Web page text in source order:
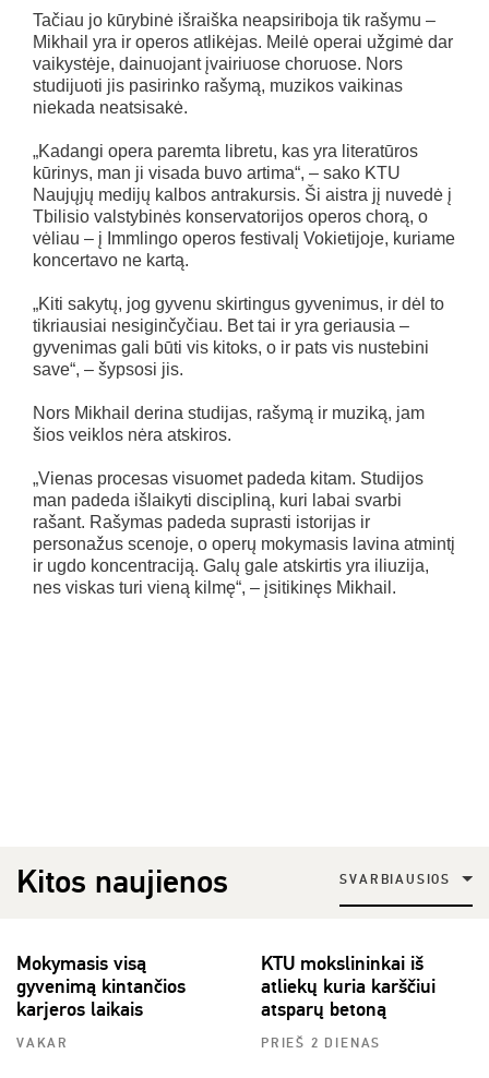
Tačiau jo kūrybinė išraiška neapsiriboja tik rašymu –
Mikhail yra ir operos atlikėjas. Meilė operai užgimė dar
vaikystėje, dainuojant įvairiuose choruose. Nors
studijuoti jis pasirinko rašymą, muzikos vaikinas
niekada neatsisakė.
„Kadangi opera paremta libretu, kas yra literatūros
kūrinys, man ji visada buvo artima“, – sako KTU
Naujųjų medijų kalbos antrakursis. Ši aistra jį nuvedė į
Tbilisio valstybinės konservatorijos operos chorą, o
vėliau – į Immlingo operos festivalį Vokietijoje, kuriame
koncertavo ne kartą.
„Kiti sakytų, jog gyvenu skirtingus gyvenimus, ir dėl to
tikriausiai nesiginčyčiau. Bet tai ir yra geriausia –
gyvenimas gali būti vis kitoks, o ir pats vis nustebini
save“, – šypsosi jis.
Nors Mikhail derina studijas, rašymą ir muziką, jam
šios veiklos nėra atskiros.
„Vienas procesas visuomet padeda kitam. Studijos
man padeda išlaikyti discipliną, kuri labai svarbi
rašant. Rašymas padeda suprasti istorijas ir
personažus scenoje, o operų mokymasis lavina atmintį
ir ugdo koncentraciją. Galų gale atskirtis yra iliuzija,
nes viskas turi vieną kilmę“, – įsitikinęs Mikhail.
Kitos naujienos SVARBIAUSIOS
Mokymasis visą
gyvenimą kintančios
karjeros laikais
VAKAR
KTU mokslininkai iš
atliekų kuria karščiui
atsparų betoną
PRIEŠ 2 DIENAS